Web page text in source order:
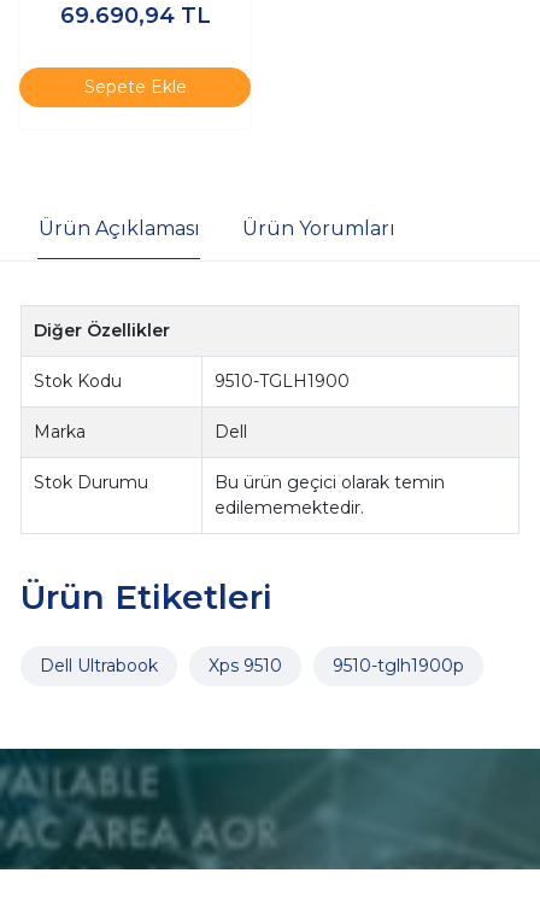
PB14250-UBU
69.690,94 TL
Sepete Ekle
Ürün Açıklaması Ürün Yorumları
Diğer Özellikler
Stok Kodu 9510-TGLH1900
Marka Dell
Stok Durumu
Bu ürün geçici olarak temin
edilememektedir.
Ürün Etiketleri
Dell Ultrabook Xps 9510 9510-tglh1900p